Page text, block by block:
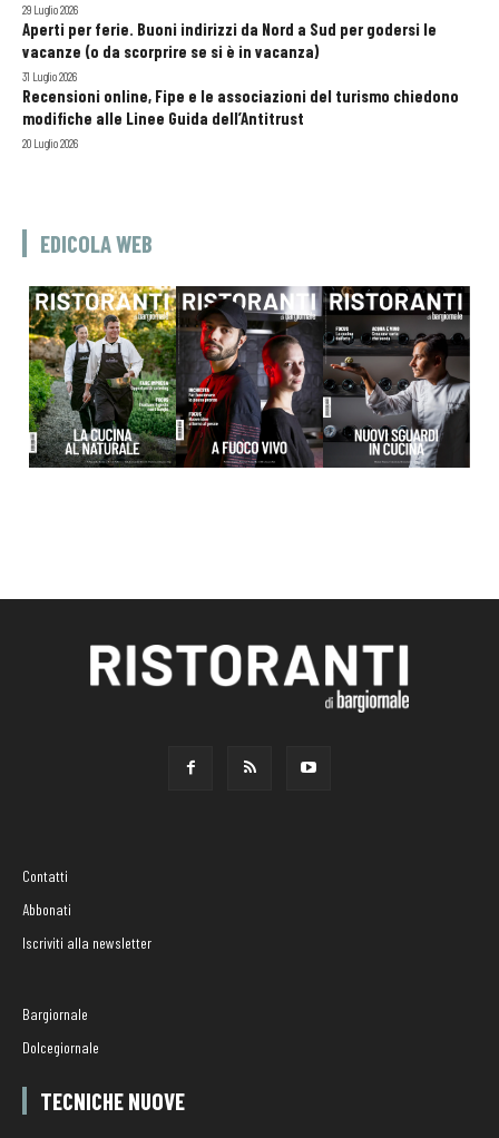
29 Luglio 2026
Aperti per ferie. Buoni indirizzi da Nord a Sud per godersi le
vacanze (o da scorprire se si è in vacanza)
31 Luglio 2026
Recensioni online, Fipe e le associazioni del turismo chiedono
modifiche alle Linee Guida dell’Antitrust
20 Luglio 2026
EDICOLA WEB
Contatti
Abbonati
Iscriviti alla newsletter
Bargiornale
Dolcegiornale
TECNICHE NUOVE